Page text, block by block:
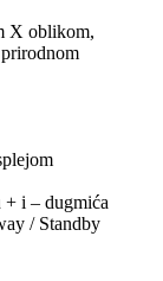
X oblikom,
+ i – dugmića
/ Standby